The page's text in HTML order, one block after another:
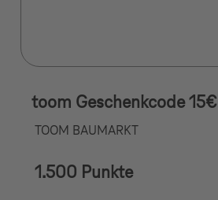
toom Geschenkcode 15€
TOOM BAUMARKT
1.500 Punkte